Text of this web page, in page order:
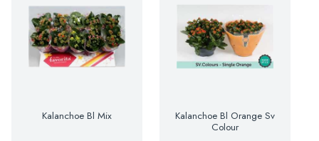
Kalanchoe Bl Mix
Kalanchoe Bl Orange Sv
Colour